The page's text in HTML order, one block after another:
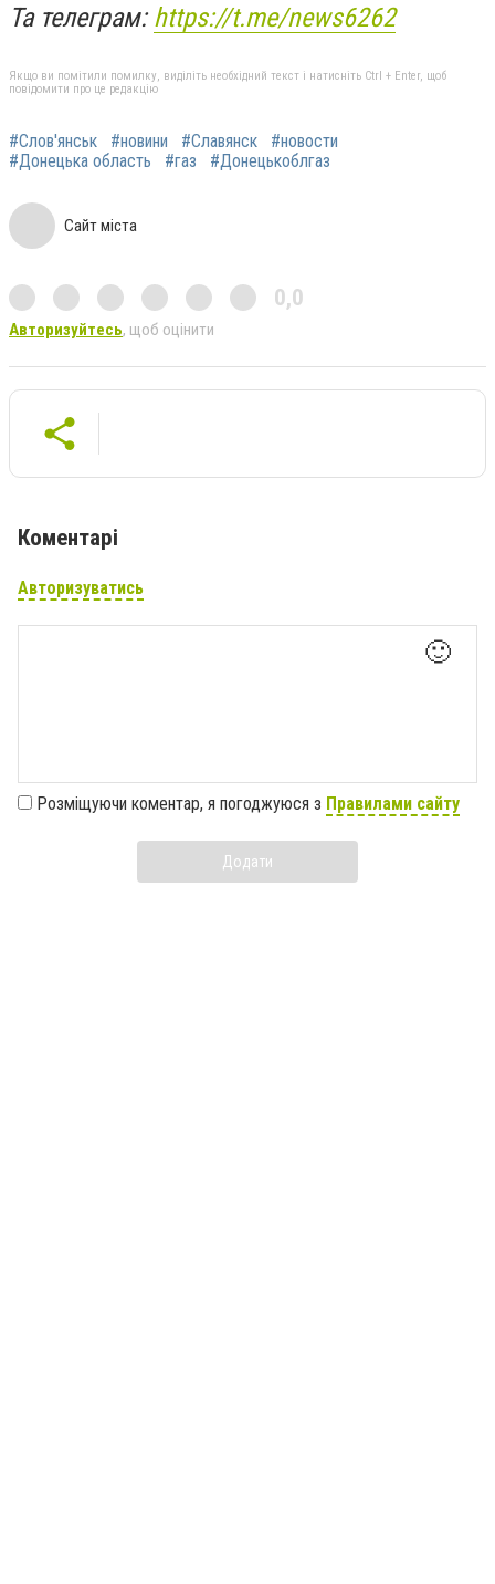
Та телеграм:https://t.me/news6262
Якщо ви помітили помилку, виділіть необхідний текст і натисніть Ctrl + Enter, щоб
повідомити про це редакцію
#Слов'янськ #новини #Славянск
#новости
#Донецька область
#газ #Донецькоблгаз
Сайт міста
0,0
Авторизуйтесь, щоб оцінити
Коментарі
Авторизуватись
🙂
Розміщуючи коментар, я погоджуюся з Правилами сайту
Додати